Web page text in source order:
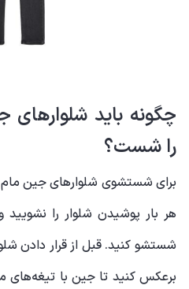
چگونه باید
را شست؟
برای شستشوی شلوارهای جین
هر بار پوشیدن شلوار را نشویید
شستشو کنید. قبل از قرار دادن
برعکس کنید تا جین با